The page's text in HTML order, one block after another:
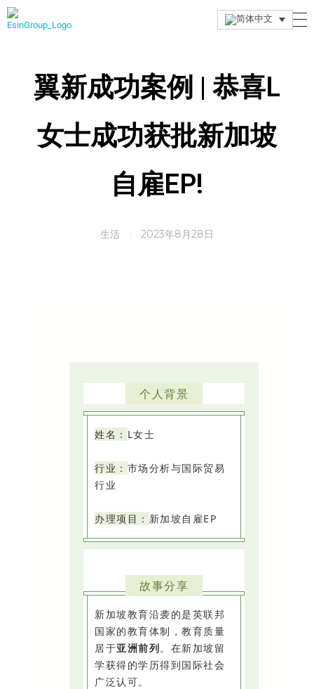
翼新成功案例 | 恭喜L
女士成功获批新加坡
自雇EP!
2023年8月28日
生活
个人背景
姓名： L女士
行业： 市场分析与国际贸易
行业
办理项目： 新加坡自雇EP
故事分享
新加坡教育沿袭的是英联邦
国家的教育体制，教育质量
居于亚洲前列。在新加坡留
学获得的学历得到国际社会
广泛认可。